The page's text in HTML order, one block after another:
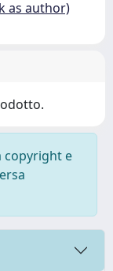
as author)
copyright e